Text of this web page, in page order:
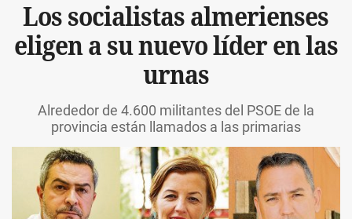
Los socialistas almerienses
eligen a su nuevo líder en las
urnas
Alrededor de 4.600 militantes del PSOE de la
provincia están llamados a las primarias